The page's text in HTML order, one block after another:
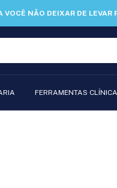
VOCÊ NÃO DEIXAR DE LEVAR
FERRAMENTAS